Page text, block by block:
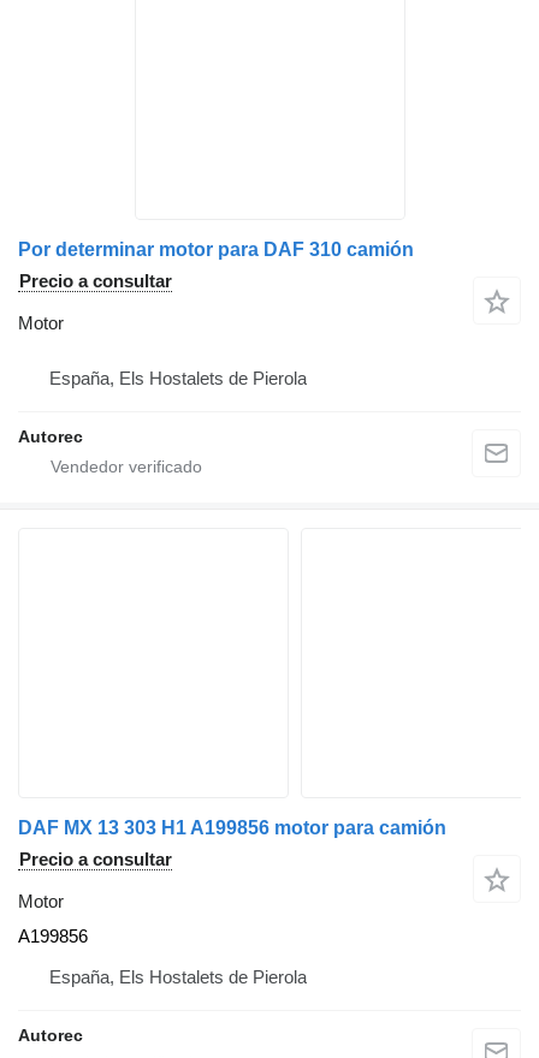
Por determinar motor para DAF 310 camión
Precio a consultar
Motor
España, Els Hostalets de Pierola
Autorec
DAF MX 13 303 H1 A199856 motor para camión
Precio a consultar
Motor
A199856
España, Els Hostalets de Pierola
Autorec